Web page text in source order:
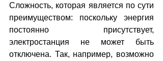
Сложность, которая является по сути
преимуществом: поскольку энергия
постоянно присутствует,
электростанция не может быть
отключена. Так, например, возможно